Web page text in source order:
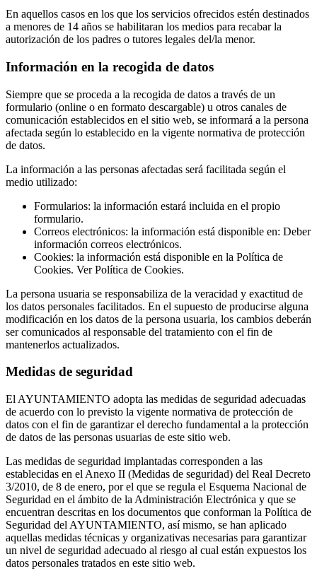
En aquellos casos en los que los servicios ofrecidos estén destinados
a menores de 14 años se habilitaran los medios para recabar la
autorización de los padres o tutores legales del/la menor.
Información en la recogida de datos
Siempre que se proceda a la recogida de datos a través de un
formulario (online o en formato descargable) u otros canales de
comunicación establecidos en el sitio web, se informará a la persona
afectada según lo establecido en la vigente normativa de protección
de datos.
La información a las personas afectadas será facilitada según el
medio utilizado:
Formularios: la información estará incluida en el propio
formulario.
Correos electrónicos: la información está disponible en: Deber
información correos electrónicos.
Cookies: la información está disponible en la Política de
Cookies. Ver Política de Cookies.
La persona usuaria se responsabiliza de la veracidad y exactitud de
los datos personales facilitados. En el supuesto de producirse alguna
modificación en los datos de la persona usuaria, los cambios deberán
ser comunicados al responsable del tratamiento con el fin de
mantenerlos actualizados.
Medidas de seguridad
El AYUNTAMIENTO adopta las medidas de seguridad adecuadas
de acuerdo con lo previsto la vigente normativa de protección de
datos con el fin de garantizar el derecho fundamental a la protección
de datos de las personas usuarias de este sitio web.
Las medidas de seguridad implantadas corresponden a las
establecidas en el Anexo II (Medidas de seguridad) del Real Decreto
3/2010, de 8 de enero, por el que se regula el Esquema Nacional de
Seguridad en el ámbito de la Administración Electrónica y que se
encuentran descritas en los documentos que conforman la Política de
Seguridad del AYUNTAMIENTO, así mismo, se han aplicado
aquellas medidas técnicas y organizativas necesarias para garantizar
un nivel de seguridad adecuado al riesgo al cual están expuestos los
datos personales tratados en este sitio web.